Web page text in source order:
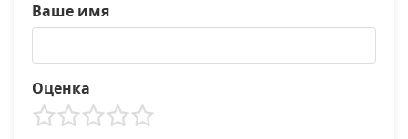
Ваше имя
Оценка